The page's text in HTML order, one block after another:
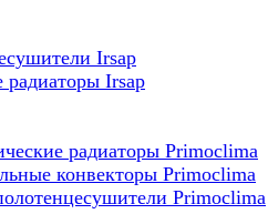
Irsap
радиаторы Irsap
радиаторы Primoclima
конвекторы Primoclima
Primoclima